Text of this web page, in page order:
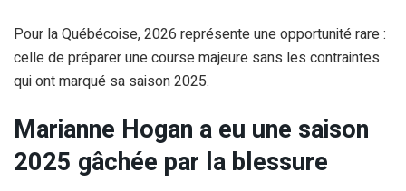
Pour la Québécoise, 2026 représente une opportunité rare :
celle de préparer une course majeure sans les contraintes
qui ont marqué sa saison 2025.
Marianne Hogan a eu une saison
2025 gâchée par la blessure